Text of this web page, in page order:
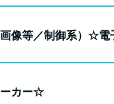
画像等／制御系）☆
ーカー☆